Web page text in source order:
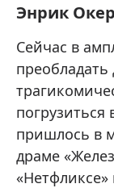
Энрик
Сейчас в
погрузиться
пришлось в
драме
«Нетфликсе»